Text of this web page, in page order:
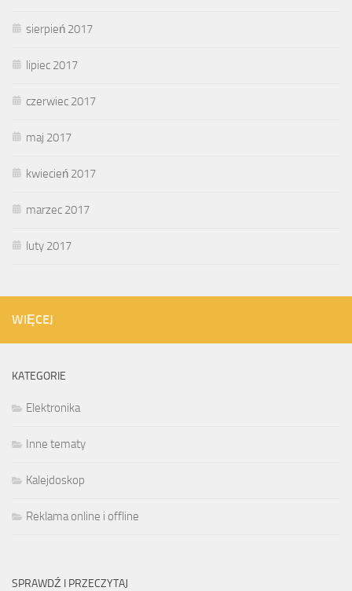
sierpień 2017
lipiec 2017
czerwiec 2017
maj 2017
kwiecień 2017
marzec 2017
luty 2017
WIĘCEJ
KATEGORIE
Elektronika
Inne tematy
Kalejdoskop
Reklama online i offline
SPRAWDŹ I PRZECZYTAJ